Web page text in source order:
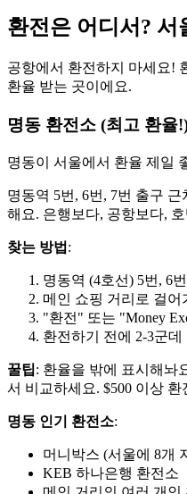
환전은 어디서? 서
공항에서 환전하지 마세요!
환율 받는 곳이에요.
명동 환전소 (최고 환율
명동이 서울에서 환율 제일
명동역 5번, 6번, 7번 출구
해요. 은행보다, 공항보다,
찾는 방법 :
명동역 (4호선) 5번, 6
메인 쇼핑 거리로 걸어
"환전" 또는 "Money
환전하기 전에 2-3군
꿀팁: 환율을 밖에 표시해놔
서 비교하세요. $500 이상
명동 인기 환전소:
머니박스 (서울에 8개
KEB 하나은행 환전소